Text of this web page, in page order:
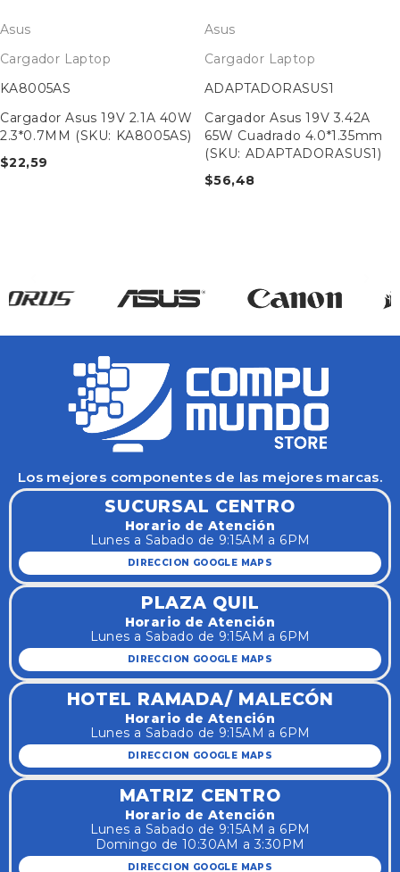
Asus
Cargador Laptop
KA8005AS
Cargador Asus 19V 2.1A 40W
2.3*0.7MM (SKU: KA8005AS)
$22,59
Asus
Cargador Laptop
ADAPTADORASUS1
Cargador Asus 19V 3.42A
65W Cuadrado 4.0*1.35mm
(SKU: ADAPTADORASUS1)
$56,48
Los mejores componentes de las mejores marcas.
SUCURSAL CENTRO
Horario de Atención
Lunes a Sabado de 9:15AM a 6PM
DIRECCION GOOGLE MAPS
PLAZA QUIL
Horario de Atención
Lunes a Sabado de 9:15AM a 6PM
DIRECCION GOOGLE MAPS
HOTEL RAMADA/ MALECÓN
Horario de Atención
Lunes a Sabado de 9:15AM a 6PM
DIRECCION GOOGLE MAPS
MATRIZ CENTRO
Horario de Atención
Lunes a Sabado de 9:15AM a 6PM
Domingo de 10:30AM a 3:30PM
DIRECCION GOOGLE MAPS